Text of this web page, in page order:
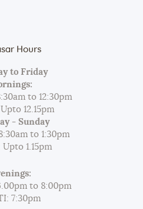
Hours
to Friday
to 12:30pm
12.15pm
- Sunday
to 1:30pm
Upto 1.15pm
to 8:00pm
7:30pm